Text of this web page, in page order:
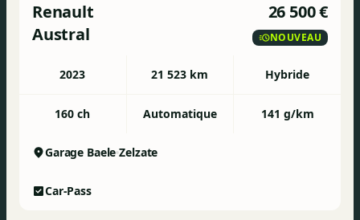
Renault
Austral
26 500 €
NOUVEAU
2023 21 523 km Hybride
160 ch Automatique 141 g/km
Garage Baele Zelzate
Car-Pass